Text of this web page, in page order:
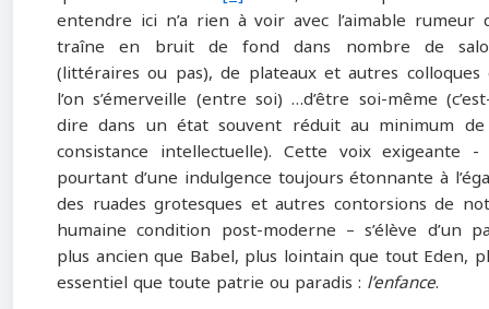
entendre ici n’a rien à voir avec l’aimable rumeur
traîne en bruit de fond dans nombre de
(littéraires ou pas), de plateaux et autres colloques
l’on s’émerveille (entre soi) …d’être soi-même
dire dans un état souvent réduit au minimum
consistance intellectuelle). Cette voix exigeante
pourtant d’une indulgence toujours étonnante à
des ruades grotesques et autres contorsions de
humaine condition post-moderne – s’élève d’un
plus ancien que Babel, plus lointain que tout Eden,
essentiel que toute patrie ou paradis : l’enfance.